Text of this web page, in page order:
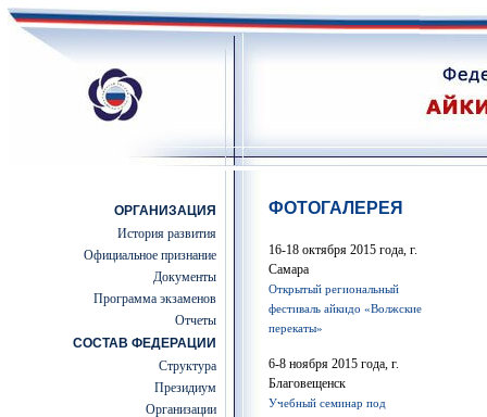
ОРГАНИЗАЦИЯ
История развития
Официальное признание
Документы
Программа экзаменов
Отчеты
СОСТАВ ФЕДЕРАЦИИ
Структура
Президиум
Организации
ФОТОГАЛЕРЕЯ
16-18 октября 2015 года, г.
Самара
Открытый региональный
фестиваль айкидо «Волжские
перекаты»
6-8 ноября 2015 года, г.
Благовещенск
Учебный семинар под